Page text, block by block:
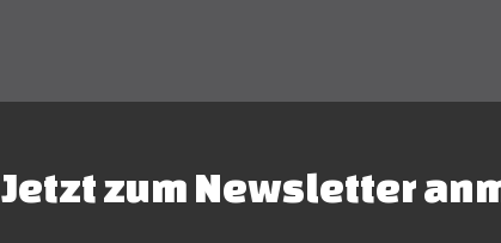
Jetzt zum Newsletter